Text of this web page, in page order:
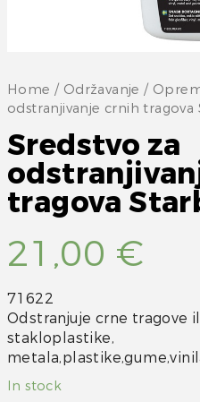
Home / Održavanje /
odstranjivanje crnih tragova
Sredstvo za
tragova
21,00 €
71622
Odstranjuje crne tragove
stakloplastike,
In stock